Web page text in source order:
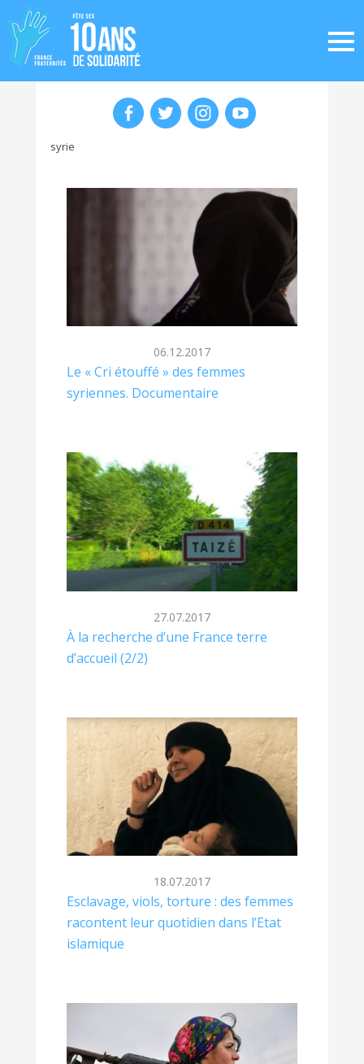
syrie
06.12.2017
Le « Cri étouffé » des femmes
syriennes. Documentaire
27.07.2017
À la recherche d’une France terre
d’accueil (2/2)
18.07.2017
Esclavage, viols, torture : des femmes
racontent leur quotidien dans l’Etat
islamique